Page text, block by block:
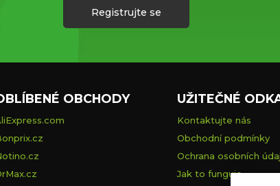
Registrujte se
OBCHODY UŽITEČNÉ
Kontaktujte nás
Obchodní podmínky
Ochrana osobních
Jak to funguje